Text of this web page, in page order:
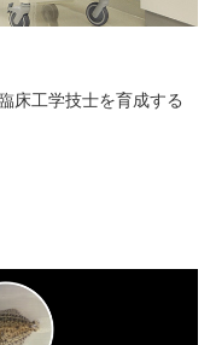
床工学技士を育成する